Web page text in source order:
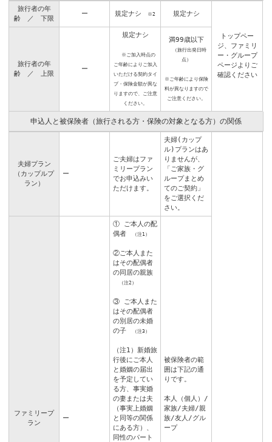
旅行者の年
齢 ／ 下限
ー 規定ナシ ※2 規定ナシ
トップペー
ジ、 ファミリ
ー・グループ
ページよりご
確認ください
旅行者の年
齢 ／ 上限
ー
規定ナシ
※ご加入時点の
ご年齢によりご加入
いただける契約タイ
プ・保険金額が異な
りますので、ご注意
ください。
満99歳以下
（旅行出発日時
点）
※ご年齢により保険
料が異なりますので
ご注意ください。
申込人と被保険者（旅行される方・保険の対象となる方）の関係
夫婦プラン
（カップルプ
ラン）
ー
ご夫婦はファ
ミリープラン
でお申込みい
ただけます。
夫婦(カップ
ル)プランはあ
りませんが、
「ご家族・グ
ループまとめ
てのご契約」
をご選択くだ
さい。
ファミリープ
ラン
ー
① ご本人の配
偶者
（注1）
②ご本人また
はその配偶者
の同居の親族
（注2）
③ ご本人また
はその配偶者
の別居の未婚
の子
（注3）
（注1）新婚旅
行後にご本人
と婚姻の届出
を予定してい
る方、事実婚
の妻または夫
（事実上婚姻
と同等の関係
にある方）、
同性のパート
被保険者の範
囲は下記の通
りです。
本人（個人）/
家族/夫婦/親
族/友人/グル
ープ